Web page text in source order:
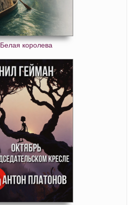
Белая королева